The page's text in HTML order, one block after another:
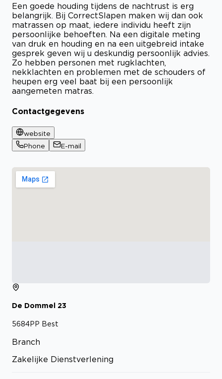
Een goede houding tijdens de nachtrust is erg
belangrijk. Bij CorrectSlapen maken wij dan ook
matrassen op maat, iedere individu heeft zijn
persoonlijke behoeften. Na een digitale meting
van druk en houding en na een uitgebreid intake
gesprek geven wij u deskundig persoonlijk advies.
Zo hebben personen met rugklachten,
nekklachten en problemen met de schouders of
heupen erg veel baat bij een persoonlijk
aangemeten matras.
Contactgegevens
website
Phone
E-mail
De Dommel 23
5684PP Best
Branch
Zakelijke Dienstverlening